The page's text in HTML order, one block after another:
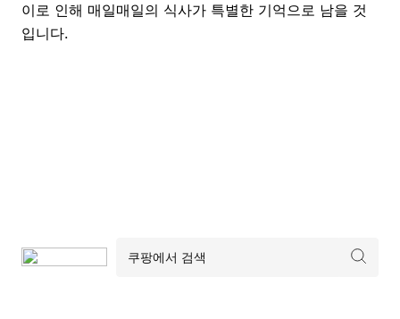
이로 인해 매일매일의 식사가 특별한 기억으로 남을 것
입니다.